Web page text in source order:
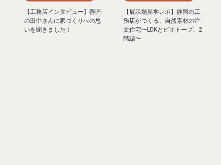
【工務店インタビュー】善匠
の田中さんに家づくりへの思
いを聞きました！
【展示場見学レポ】静岡の工
務店がつくる、自然素材の注
文住宅〜LDKとビオトープ、2
階編〜